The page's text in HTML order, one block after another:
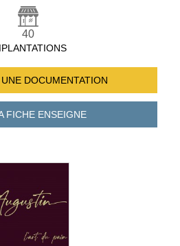
40
DOCUMENTATION
FICHEENSEIGNE